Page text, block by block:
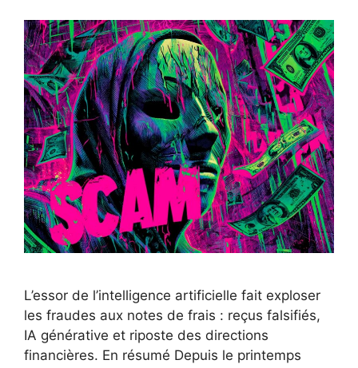
L’essor de l’intelligence artificielle fait exploser
les fraudes aux notes de frais : reçus falsifiés,
IA générative et riposte des directions
financières. En résumé Depuis le printemps